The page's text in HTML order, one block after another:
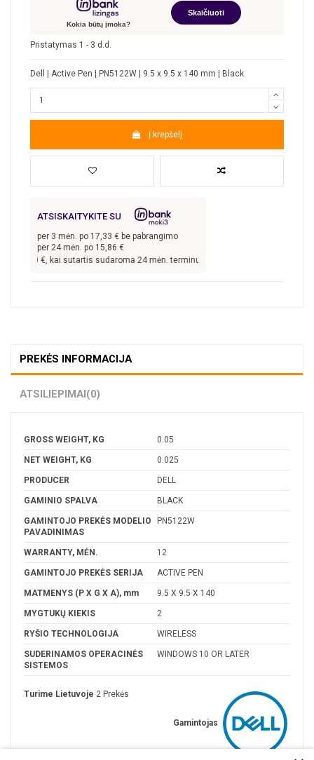
Kokia būtų įmoka?
Skaičiuoti
Pristatymas 1 - 3 d.d.
Dell | Active Pen | PN5122W | 9.5 x 9.5 x 140 mm | Black
Į krepšelį
ATSISKAITYKITE SU
per 3 mėn. po 17,33 € be pabrangimo
per 24 mėn. po 15,86 €
€, kai sutartis sudaroma 24 mėn. terminui, metinė palūkanų norma –
PREKĖS INFORMACIJA
ATSILIEPIMAI(0)
GROSS WEIGHT, KG 0.05
NET WEIGHT, KG 0.025
PRODUCER DELL
GAMINIO SPALVA BLACK
GAMINTOJO PREKĖS MODELIO
PAVADINIMAS
PN5122W
WARRANTY, MĖN. 12
GAMINTOJO PREKĖS SERIJA ACTIVE PEN
MATMENYS (P X G X A), mm 9.5 X 9.5 X 140
MYGTUKŲ KIEKIS 2
RYŠIO TECHNOLOGIJA WIRELESS
SUDERINAMOS OPERACINĖS
SISTEMOS
WINDOWS 10 OR LATER
Gamintojas
Turime Lietuvoje 2 Prekės